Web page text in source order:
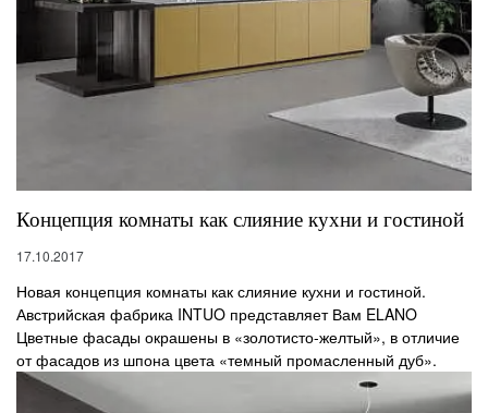
Концепция комнаты как слияние кухни и гостиной
17.10.2017
Новая концепция комнаты как слияние кухни и гостиной.
Австрийская фабрика INTUO представляет Вам ELANO
Цветные фасады окрашены в «золотисто-желтый», в отличие
от фасадов из шпона цвета «темный промасленный дуб».